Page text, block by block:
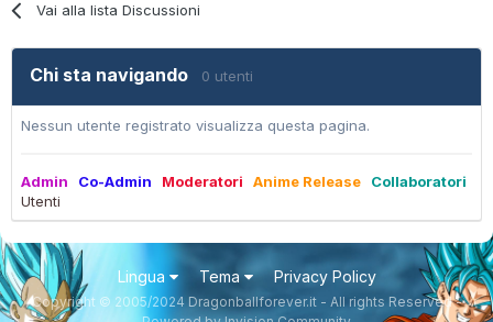
Vai alla lista Discussioni
Chi sta navigando 0 utenti
Nessun utente registrato visualizza questa pagina.
Admin Co-Admin Moderatori Anime Release
Collaboratori
Utenti
Lingua Tema Privacy Policy
Copyright © 2005/2024 Dragonballforever.it - All rights Reserved -